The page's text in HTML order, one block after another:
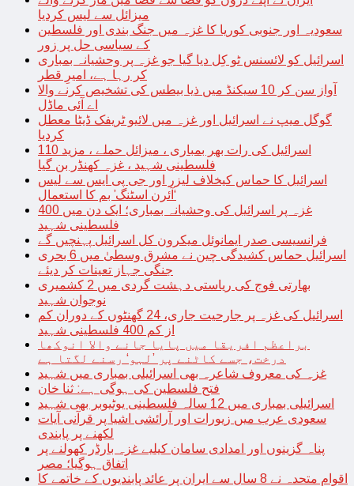
میزائل سے لیس کردیا
سعودیہ اور جنوبی کوریا کا غزہ میں جنگ بندی اور فلسطین
کے سیاسی حل پر زور
اسرائیل کو لائسنس ٹو کِل دیا گیا جو غزہ پر وحشیانہ بمباری
کر رہا ہے، امیرِ قطر
آواز سن کر 10 سیکنڈ میں ذیا بیطس کی تشخیص کرنے والا
اے آئی ماڈل
گوگل میپ نے اسرائیل اور غزہ میں لائیو ٹریفک ڈیٹا معطل
کردیا
اسرائیل کی رات بھر بمباری ، میزائل حملے ، مزید 110
فلسطینی شہید ، غزہ کھنڈر بن گیا
اسرائیل کا حماس کیخلاف لیزر اور جی پی ایس سے لیس
‘آئرن اسٹنگ’ بم کا استعمال
غزہ پر اسرائیل کی وحشیانہ بمباری؛ ایک دن میں 400
فلسطینی شہید
فرانسیسی صدر ایمانوئل میکرون کل اسرائیل پہنچیں گے
اسرائیل حماس کشیدگی چین نے مشرق وسطیٰ میں 6 بحری
جنگی جہاز تعینات کر دیئے
بھارتی فوج کی ریاستی دہشت گردی میں 2 کشمیری
نوجوان شہید
اسرائیل کی غزہ پر جارحیت جاری، 24 گھنٹوں کے دوران کم
از کم 400 فلسطینی شہید
براعظم افریقا میں پایا جانے والا انوکھا
درخت، جسے کاٹنے پر ’لہو‘ رسنے لگتا ہے
غزہ کی معروف شاعرہ بھی اسرائیلی بمباری میں شہید
فتح فلسطین کی ہوگی ہے: ثنا خان
اسرائیلی بمباری میں 12 سالہ فلسطینی یوٹیوبر بھی شہید
سعودی عرب میں زیورات اور آرائشی اشیا پر قرآنی آیات
لکھنے پر پابندی
پناہ گزینوں اور امدادی سامان کیلیے غزہ بارڈر کھولنے پر
اتفاق ہوگیا؛ مصر
اقوام متحدہ نے 8 سال سے ایران پر عائد پابندیوں کے خاتمے کا